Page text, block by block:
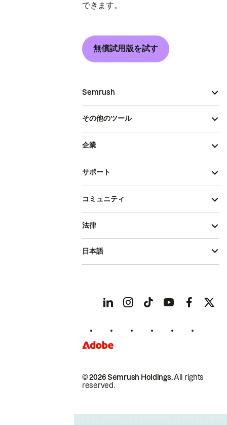
できます。
無償試用版を試す
Semrush
その他のツール
企業
サポート
コミュニティ
© 2026 Semrush Holdings.All rights
reserved.
法律
日本語